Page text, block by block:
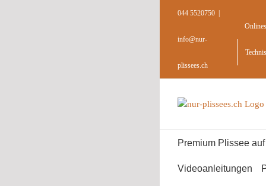
044 5520750
info@nur-
plissees.ch
Premium Plissee
Videoanleitungen